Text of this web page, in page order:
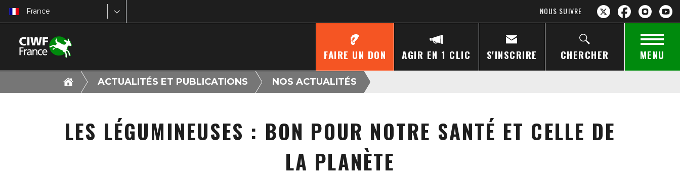
France NOUS SUIVRE
FAIRE UN DON AGIR EN 1 CLIC S'INSCRIRE CHERCHER MENU
ACTUALITÉS ET PUBLICATIONS NOS ACTUALITÉS
LES LÉGUMINEUSES : BON POUR NOTRE SANTÉ ET CELLE DE
LA PLANÈTE